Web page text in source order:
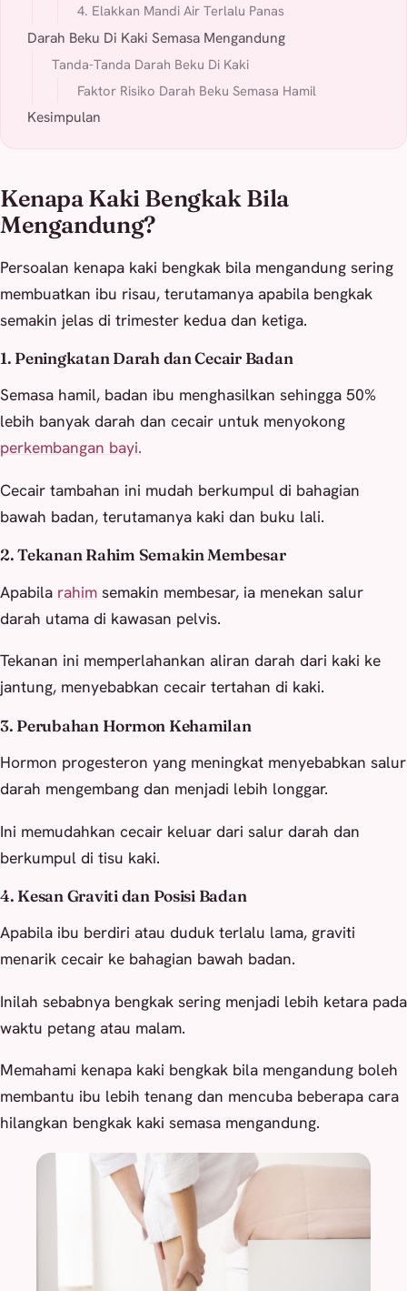
4. Elakkan Mandi Air Terlalu Panas
Darah Beku Di Kaki Semasa Mengandung
Tanda-Tanda Darah Beku Di Kaki
Faktor Risiko Darah Beku Semasa Hamil
Kesimpulan
Kenapa Kaki Bengkak Bila
Mengandung?
Persoalan kenapa kaki bengkak bila mengandung sering
membuatkan ibu risau, terutamanya apabila bengkak
semakin jelas di trimester kedua dan ketiga.
1. Peningkatan Darah dan Cecair Badan
Semasa hamil, badan ibu menghasilkan sehingga 50%
lebih banyak darah dan cecair untuk menyokong
perkembangan bayi.
Cecair tambahan ini mudah berkumpul di bahagian
bawah badan, terutamanya kaki dan buku lali.
2. Tekanan Rahim Semakin Membesar
Apabila rahim semakin membesar, ia menekan salur
darah utama di kawasan pelvis.
Tekanan ini memperlahankan aliran darah dari kaki ke
jantung, menyebabkan cecair tertahan di kaki.
3. Perubahan Hormon Kehamilan
Hormon progesteron yang meningkat menyebabkan salur
darah mengembang dan menjadi lebih longgar.
Ini memudahkan cecair keluar dari salur darah dan
berkumpul di tisu kaki.
4. Kesan Graviti dan Posisi Badan
Apabila ibu berdiri atau duduk terlalu lama, graviti
menarik cecair ke bahagian bawah badan.
Inilah sebabnya bengkak sering menjadi lebih ketara pada
waktu petang atau malam.
Memahami kenapa kaki bengkak bila mengandung boleh
membantu ibu lebih tenang dan mencuba beberapa cara
hilangkan bengkak kaki semasa mengandung.